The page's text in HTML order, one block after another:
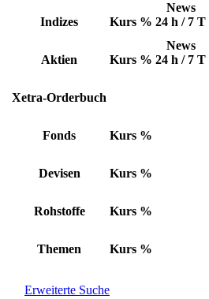
Indizes Kurs %
News
24 h / 7 T
Aktien Kurs %
News
24 h / 7 T
Xetra-Orderbuch
Fonds Kurs %
Devisen Kurs %
Rohstoffe Kurs %
Themen Kurs %
Erweiterte Suche